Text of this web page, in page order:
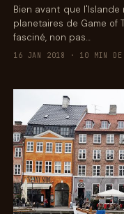
Bien avant que
planetaires de Game of
fasciné, non pas…
16 JAN 2018 · 10 MIN DE